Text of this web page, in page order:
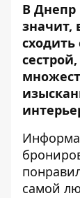
В Днепр
значит,
самой